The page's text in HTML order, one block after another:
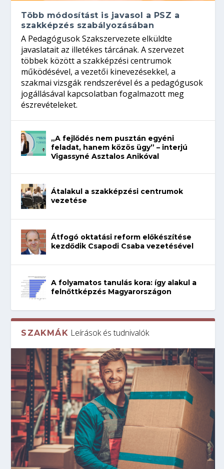
Több módosítást is javasol a PSZ a
szakképzés szabályozásában
A Pedagógusok Szakszervezete elküldte
javaslatait az illetékes tárcának. A szervezet
többek között a szakképzési centrumok
működésével, a vezetői kinevezésekkel, a
szakmai vizsgák rendszerével és a pedagógusok
jogállásával kapcsolatban fogalmazott meg
észrevételeket.
„A fejlődés nem pusztán egyéni
feladat, hanem közös ügy” – interjú
Vigassyné Asztalos Anikóval
Átalakul a szakképzési centrumok
vezetése
Átfogó oktatási reform előkészítése
kezdődik Csapodi Csaba vezetésével
A folyamatos tanulás kora: így alakul a
felnőttképzés Magyarországon
SZAKMÁK Leírások és tudnivalók